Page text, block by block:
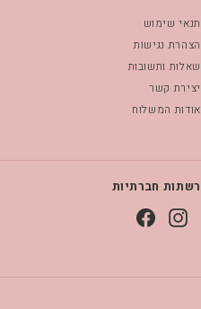
תנאי שימוש
הצהרת נגישות
שאלות ותשובות
יצירת קשר
אודות המשלוח
רשתות חברתיות
Instagram
Facebook